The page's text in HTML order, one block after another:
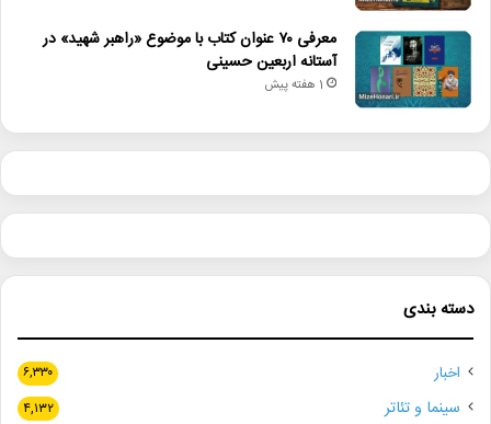
معرفی ۷۰ عنوان کتاب با موضوع «راهبر شهید» در
آستانه اربعین حسینی
1 هفته پیش
دسته بندی
اخبار ۶,۳۳۰
سینما و تئاتر ۴,۱۳۲